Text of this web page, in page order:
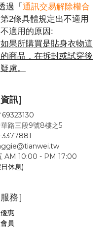
過「 通訊交易解除權合
第2條具體規定出不適用
適用的原因:
果所購買是貼身衣物這
商品，在拆封或試穿後
慮。
訊]
69323130
路三段9號8樓之5
3377881
AM 10:00 - PM 17:00
休息)
務］
惠
員